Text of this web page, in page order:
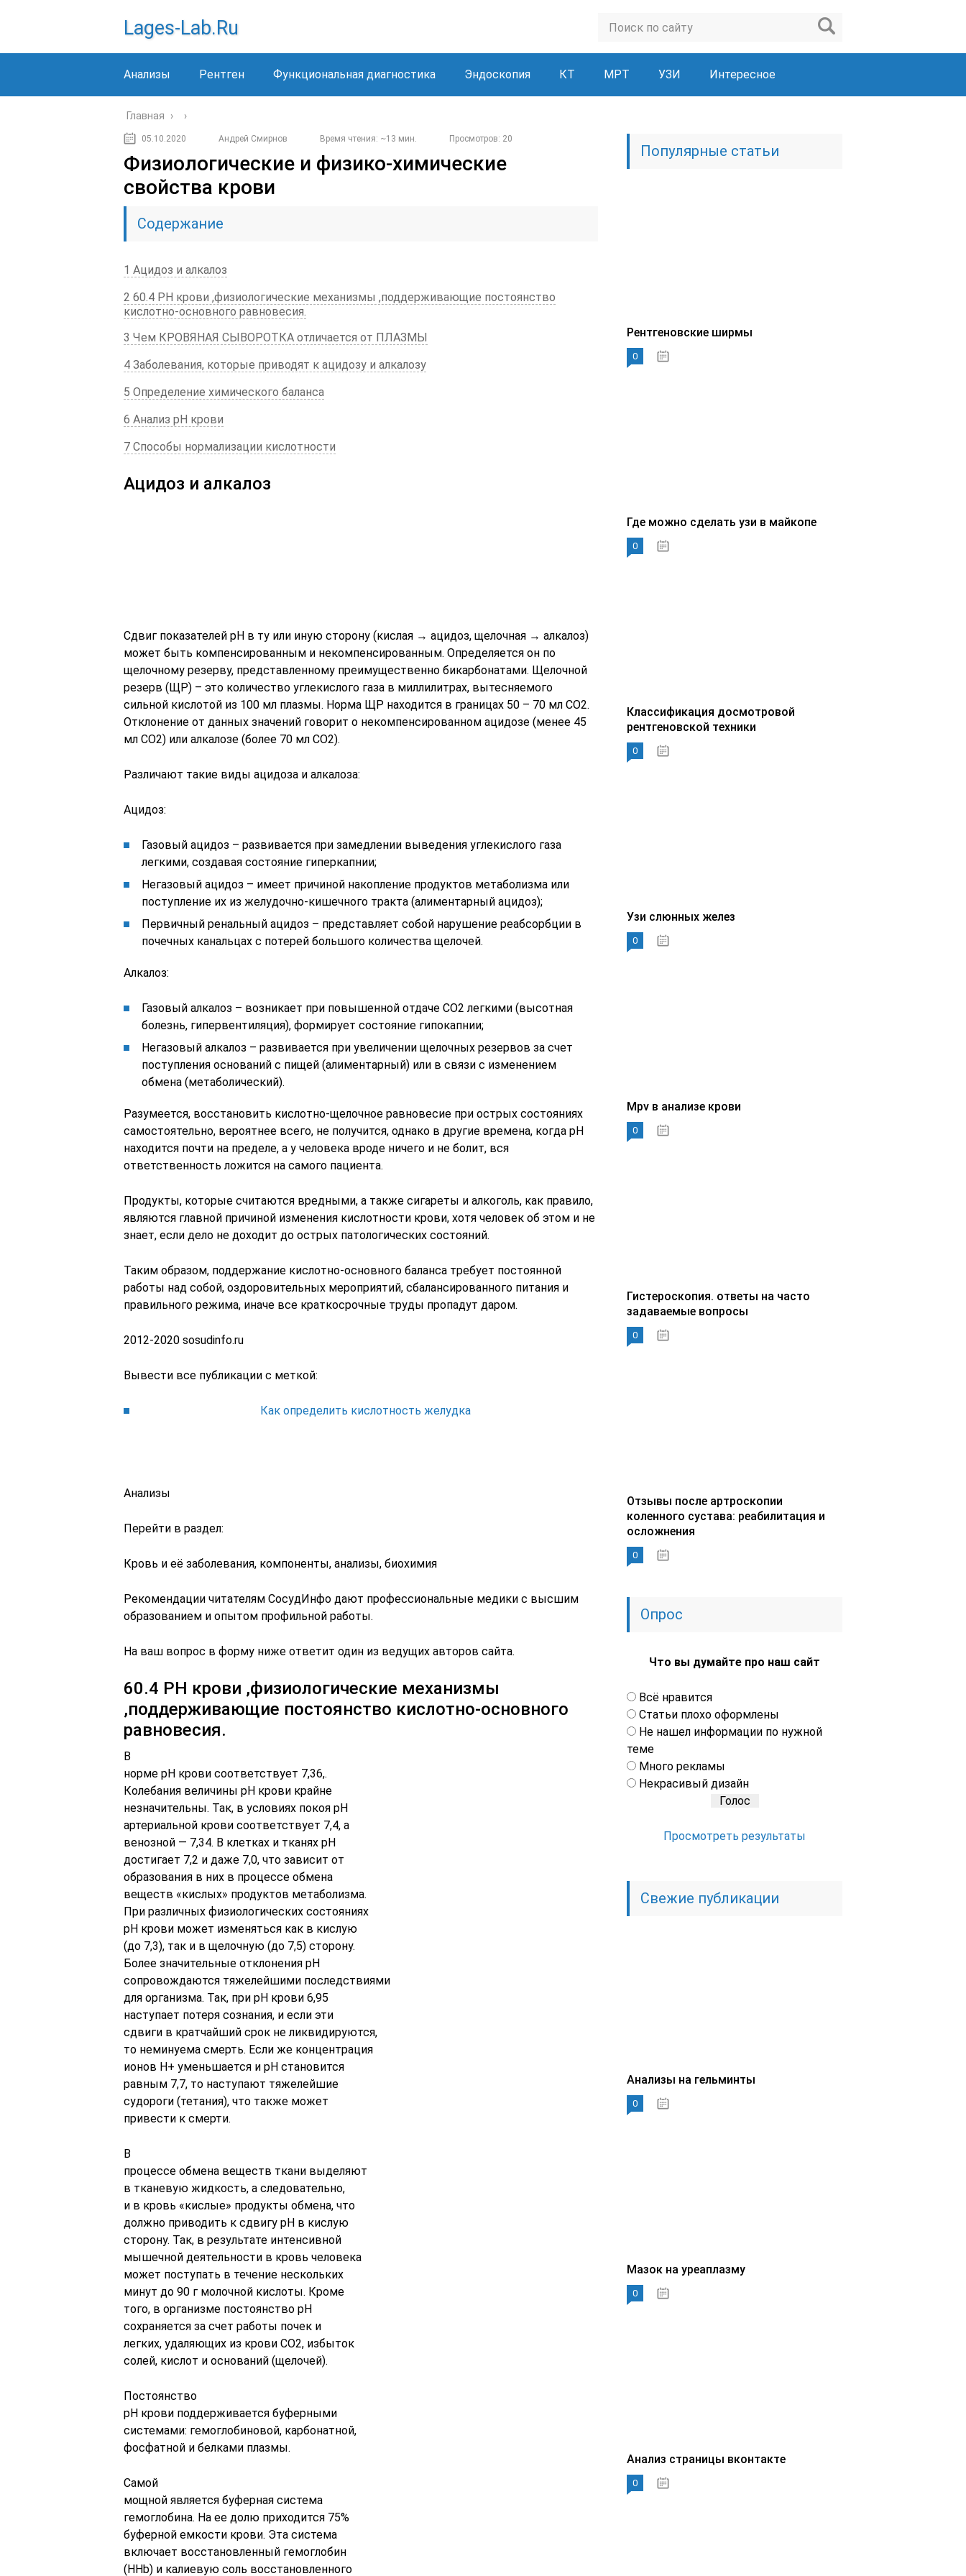
Lages-Lab.ru
Анализы Рентген Функциональная диагностика Эндоскопия КТ МРТ УЗИ Интересное
Главная › ›
05.10.2020 Андрей Смирнов Время чтения: ~13 мин. Просмотров: 20
Физиологические и физико-химические
свойства крови
Содержание
1 Ацидоз и алкалоз
2 60.4 PH крови ,физиологические механизмы ,поддерживающие постоянство
кислотно-основного равновесия.
3 Чем КРОВЯНАЯ СЫВОРОТКА отличается от ПЛАЗМЫ
4 Заболевания, которые приводят к ацидозу и алкалозу
5 Определение химического баланса
6 Анализ pH крови
7 Способы нормализации кислотности
Ацидоз и алкалоз
Сдвиг показателей pH в ту или иную сторону (кислая → ацидоз, щелочная → алкалоз)
может быть компенсированным и некомпенсированным. Определяется он по
щелочному резерву, представленному преимущественно бикарбонатами. Щелочной
резерв (ЩР) – это количество углекислого газа в миллилитрах, вытесняемого
сильной кислотой из 100 мл плазмы. Норма ЩР находится в границах 50 – 70 мл СО2.
Отклонение от данных значений говорит о некомпенсированном ацидозе (менее 45
мл СО2) или алкалозе (более 70 мл СО2).
Различают такие виды ацидоза и алкалоза:
Ацидоз:
Газовый ацидоз – развивается при замедлении выведения углекислого газа
легкими, создавая состояние гиперкапнии;
Негазовый ацидоз – имеет причиной накопление продуктов метаболизма или
поступление их из желудочно-кишечного тракта (алиментарный ацидоз);
Первичный ренальный ацидоз – представляет собой нарушение реабсорбции в
почечных канальцах с потерей большого количества щелочей.
Алкалоз:
Газовый алкалоз – возникает при повышенной отдаче СО2 легкими (высотная
болезнь, гипервентиляция), формирует состояние гипокапнии;
Негазовый алкалоз – развивается при увеличении щелочных резервов за счет
поступления оснований с пищей (алиментарный) или в связи с изменением
обмена (метаболический).
Разумеется, восстановить кислотно-щелочное равновесие при острых состояниях
самостоятельно, вероятнее всего, не получится, однако в другие времена, когда pH
находится почти на пределе, а у человека вроде ничего и не болит, вся
ответственность ложится на самого пациента.
Продукты, которые считаются вредными, а также сигареты и алкоголь, как правило,
являются главной причиной изменения кислотности крови, хотя человек об этом и не
знает, если дело не доходит до острых патологических состояний.
Таким образом, поддержание кислотно-основного баланса требует постоянной
работы над собой, оздоровительных мероприятий, сбалансированного питания и
правильного режима, иначе все краткосрочные труды пропадут даром.
2012-2020 sosudinfo.ru
Вывести все публикации с меткой:
Как определить кислотность желудка
Анализы
Перейти в раздел:
Кровь и её заболевания, компоненты, анализы, биохимия
Рекомендации читателям СосудИнфо дают профессиональные медики с высшим
образованием и опытом профильной работы.
На ваш вопрос в форму ниже ответит один из ведущих авторов сайта.
60.4 PH крови ,физиологические механизмы
,поддерживающие постоянство кислотно-основного
равновесия.
В
норме рН крови соответствует 7,36,.
Колебания величины рН крови крайне
незначительны. Так, в условиях покоя рН
артериальной крови соответствует 7,4, а
венозной — 7,34. В клетках и тканях рН
достигает 7,2 и даже 7,0, что зависит от
образования в них в процессе обмена
веществ «кислых» продуктов метаболизма.
При различных физиологических состояниях
рН крови может изменяться как в кислую
(до 7,3), так и в щелочную (до 7,5) сторону.
Более значительные отклонения рН
сопровождаются тяжелейшими последствиями
для организма. Так, при рН крови 6,95
наступает потеря сознания, и если эти
сдвиги в кратчайший срок не ликвидируются,
то неминуема смерть. Если же концентрация
ионов Н+ уменьшается и рН становится
равным 7,7, то наступают тяжелейшие
судороги (тетания), что также может
привести к смерти.
В
процессе обмена веществ ткани выделяют
в тканевую жидкость, а следовательно,
и в кровь «кислые» продукты обмена, что
должно приводить к сдвигу рН в кислую
сторону. Так, в результате интенсивной
мышечной деятельности в кровь человека
может поступать в течение нескольких
минут до 90 г молочной кислоты. Кроме
того, в организме постоянство рН
сохраняется за счет работы почек и
легких, удаляющих из крови СО2, избыток
солей, кислот и оснований (щелочей).
Постоянство
рН крови поддерживается буферными
системами: гемоглобиновой, карбонатной,
фосфатной и белками плазмы.
Самой
мощной является буферная система
гемоглобина. На ее долю приходится 75%
буферной емкости крови. Эта система
включает восстановленный гемоглобин
(ННb) и калиевую соль восстановленного
Популярные статьи
Рентгеновские ширмы
0
Где можно сделать узи в майкопе
0
Классификация досмотровой
рентгеновской техники
0
Узи слюнных желез
0
Mpv в анализе крови
0
Гистероскопия. ответы на часто
задаваемые вопросы
0
Отзывы после артроскопии
коленного сустава: реабилитация и
осложнения
0
Опрос
Что вы думайте про наш сайт
Всё нравится
Статьи плохо оформлены
Не нашел информации по нужной
теме
Много рекламы
Некрасивый дизайн
Просмотреть результаты
Свежие публикации
Анализы на гельминты
0
Мазок на уреаплазму
0
Анализ страницы вконтакте
0